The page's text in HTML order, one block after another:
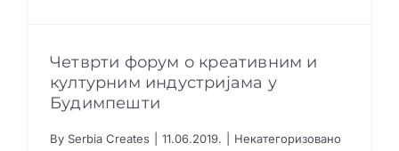
Четврти форум о креативним и културним
Четврти форум о креативним и
културним индустријама у
Будимпешти
By Serbia Creates 11.06.2019. Некатегоризовано